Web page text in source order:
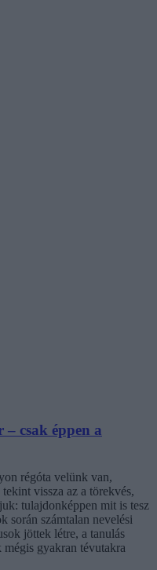
csak éppen a
régóta velünk van,
vissza az a törekvés,
tulajdonképpen mit is tesz
során számtalan nevelési
jöttek létre, a tanulás
gyakran tévutakra